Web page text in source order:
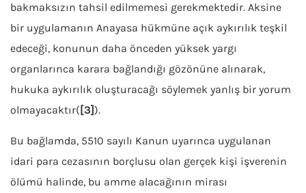
bakmaksızın tahsil edilmemesi gerekmektedir. Aksine
bir uygulamanın Anayasa hükmüne açık aykırılık teşkil
edeceği, konunun daha önceden yüksek yargı
organlarınca karara bağlandığı gözönüne alınarak,
hukuka aykırılık oluşturacağı söylemek yanlış bir yorum
olmayacaktır( [3]).
Bu bağlamda, 5510 sayılı Kanun uyarınca uygulanan
idari para cezasının borçlusu olan gerçek kişi işverenin
ölümü halinde, bu amme alacağının mirası